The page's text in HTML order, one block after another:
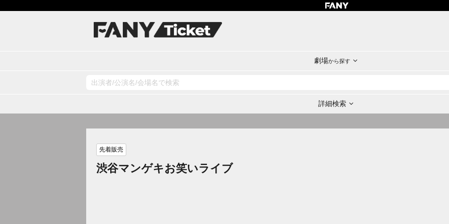
劇場から探す
詳細検索
先着販売
渋谷マンゲキお笑いライブ